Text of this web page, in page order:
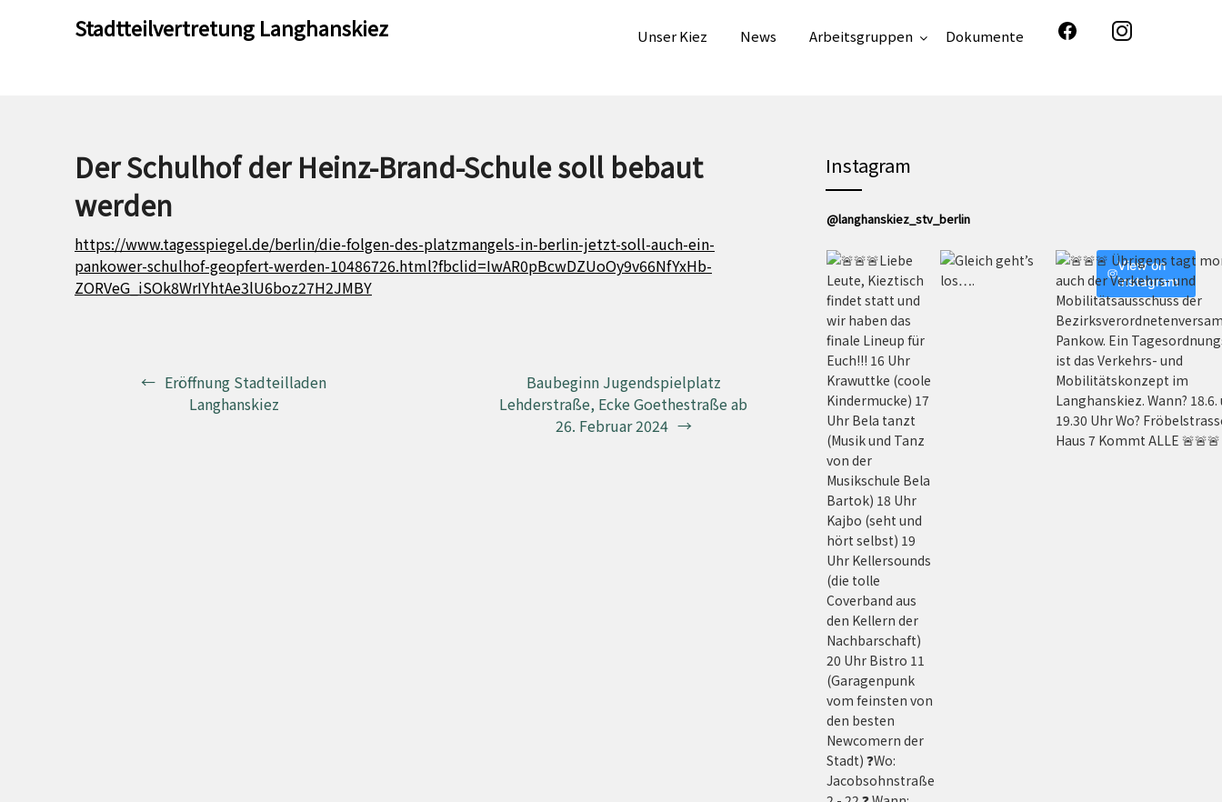
Stadtteilvertretung Langhanskiez Unser Kiez News Arbeitsgruppen Dokumente
Der Schulhof der Heinz-Brand-Schule soll bebaut
werden
https://www.tagesspiegel.de/berlin/die-folgen-des-platzmangels-in-berlin-jetzt-soll-auch-ein-
pankower-schulhof-geopfert-werden-10486726.html?fbclid=IwAR0pBcwDZUoOy9v66NfYxHb-
ZORVeG_iSOk8WrIYhtAe3lU6boz27H2JMBY
Beitragsnavigation
Eröffnung Stadteilladen
Langhanskiez
Baubeginn Jugendspielplatz
Lehderstraße, Ecke Goethestraße ab
26. Februar 2024
Instagram
@langhanskiez_stv_berlin
View on
Instagram